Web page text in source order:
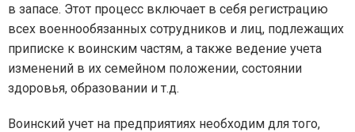
в запасе. Этот процесс включает в себя регистрацию
всех военнообязанных сотрудников и лиц, подлежащих
приписке к воинским частям, а также ведение учета
изменений в их семейном положении, состоянии
здоровья, образовании и т.д.
Воинский учет на предприятиях необходим для того,